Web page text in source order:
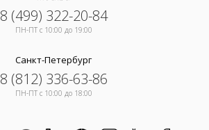
8 (499) 322-20-84
ПН-ПТ c 10:00 до 19:00
Санкт-Петербург
8 (812) 336-63-86
ПН-ПТ c 10:00 до 18:00